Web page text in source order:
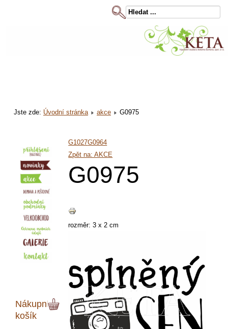
Jste zde: Úvodní stránka akce G0975
Nákupní
košík
G1027G0964
Zpět na: AKCE
G0975
rozměr: 3 x 2 cm